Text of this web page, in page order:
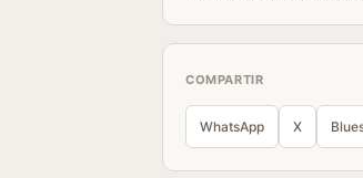
COMPARTIR
WhatsApp X